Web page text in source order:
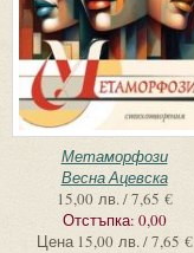
Метаморфози
Весна Ацевска
15,00 лв. / 7,65 €
Отстъпка: 0,00
Цена 15,00 лв. / 7,65 €